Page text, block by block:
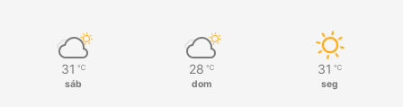
31 ℃
sáb
28 ℃
dom
31 ℃
seg